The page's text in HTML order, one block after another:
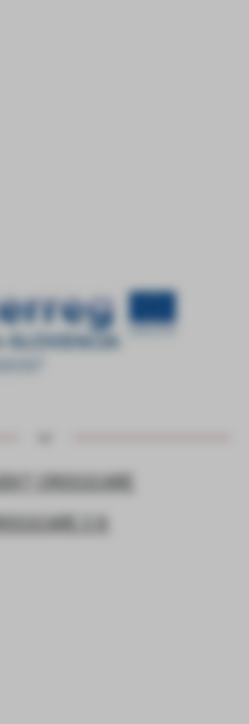
CROSSCARE
2.0